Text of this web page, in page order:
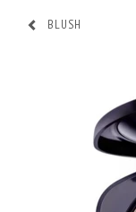
BLUSH